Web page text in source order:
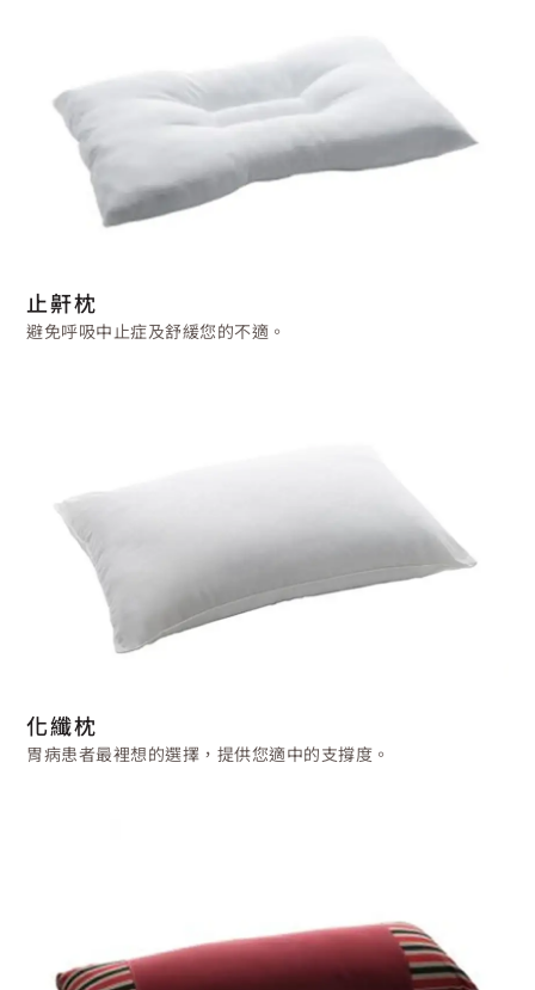
止鼾枕
避免呼吸中止症及舒緩您的不適。
化纖枕
胃病患者最裡想的選擇，提供您適中的支撐度。